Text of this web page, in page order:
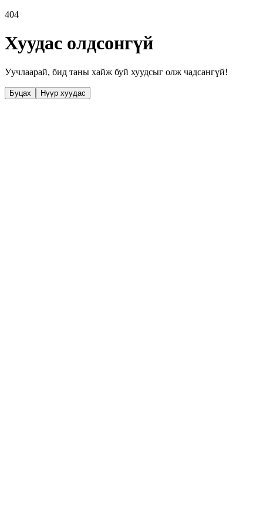
404
Хуудас олдсонгүй
Уучлаарай, бид таны хайж буй хуудсыг олж чадсангүй!
Буцах Нүүр хуудас